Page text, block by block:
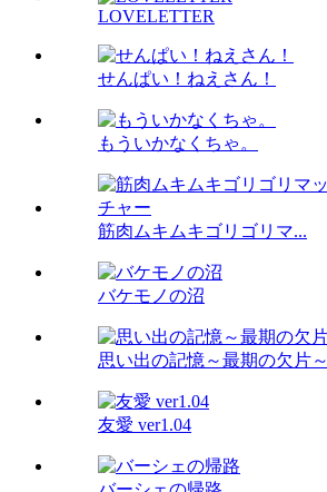
LOVELETTER
せんぱい！ねえさん！
もういかなくちゃ。
筋肉ムキムキゴリゴリマ...
バケモノの沼
思い出の記憶～最期の欠片～
友愛 ver1.04